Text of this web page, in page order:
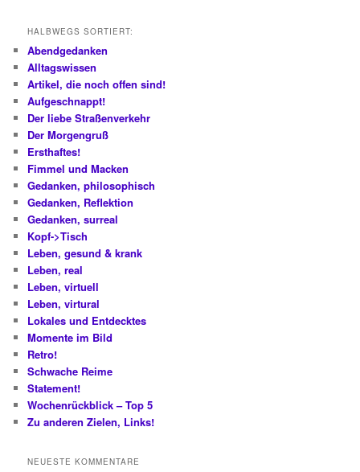
HALBWEGS SORTIERT:
Abendgedanken
Alltagswissen
Artikel, die noch offen sind!
Aufgeschnappt!
Der liebe Straßenverkehr
Der Morgengruß
Ersthaftes!
Fimmel und Macken
Gedanken, philosophisch
Gedanken, Reflektion
Gedanken, surreal
Kopf->Tisch
Leben, gesund & krank
Leben, real
Leben, virtuell
Leben, virtural
Lokales und Entdecktes
Momente im Bild
Retro!
Schwache Reime
Statement!
Wochenrückblick – Top 5
Zu anderen Zielen, Links!
NEUESTE KOMMENTARE